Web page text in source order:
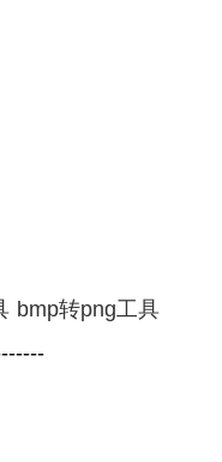
bmp转png工具
-----